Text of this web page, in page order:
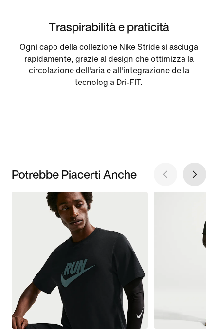
Traspirabilità e praticità
Ogni capo della collezione Nike Stride si asciuga
rapidamente, grazie al design che ottimizza la
circolazione dell'aria e all'integrazione della
tecnologia Dri-FIT.
Potrebbe Piacerti Anche